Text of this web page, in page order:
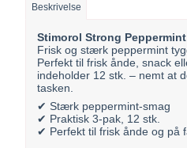
Beskrivelse
Stimorol Strong
Frisk og stærk peppermint
Perfekt til frisk ånde, snack
indeholder 12 stk. – nemt at
tasken.
✔ Stærk peppermint-smag
✔ Praktisk 3-pak, 12 stk.
✔ Perfekt til frisk ånde og på